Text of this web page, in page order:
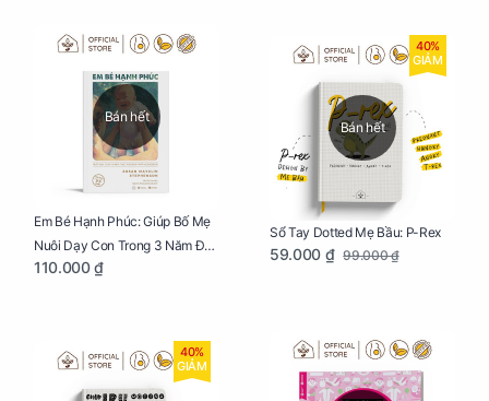
Bán hết
Em Bé Hạnh Phúc: Giúp Bố Mẹ
Nuôi Dạy Con Trong 3 Năm Đầu
Đời
110.000 ₫
Bán hết
40%
GIẢM
Sổ Tay Dotted Mẹ Bầu: P-Rex
59.000 ₫ 99.000 ₫
40%
GIẢM